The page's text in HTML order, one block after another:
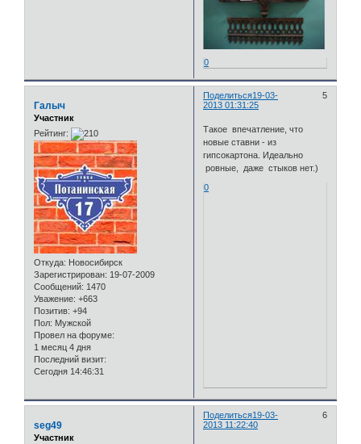
0
Поделиться 5
19-03-
2013 01:31:25
Галыч
Участник
Рейтинг:
Откуда: Новосибирск
Зарегистрирован: 19-07-2009
Сообщений: 1470
Уважение: +663
Позитив: +94
Пол: Мужской
Провел на форуме:
1 месяц 4 дня
Последний визит:
Сегодня 14:46:31
Такое впечатление, что
новые ставни - из
гипсокартона. Идеально
ровные, даже стыков нет.)
0
Поделиться 6
19-03-
2013 11:22:40
seg49
Участник